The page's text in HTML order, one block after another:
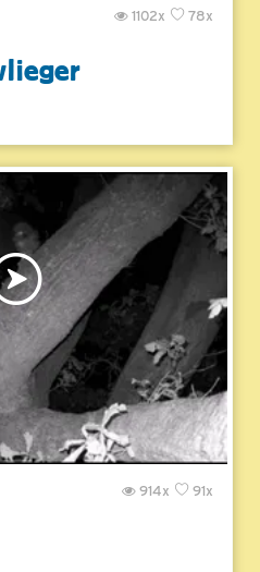
78x
1102x
91x
914x